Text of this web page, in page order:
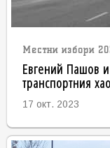
Местни избори
Евгений Пашов
транспортния
17 окт. 2023